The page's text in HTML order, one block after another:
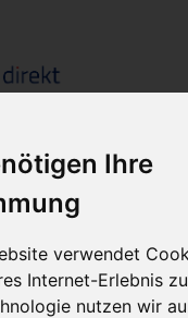
Ihre
verwendet
Internet-Erlebnis
nutzen wir
2
auf
und
| Sortierung: